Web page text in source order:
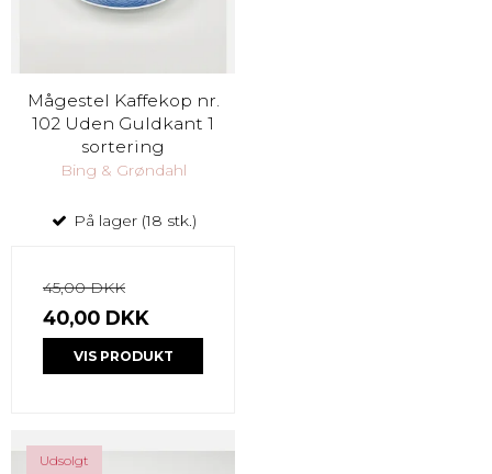
Mågestel Kaffekop nr.
102 Uden Guldkant 1
sortering
Bing & Grøndahl
På lager (18 stk.)
45,00 DKK
40,00 DKK
VIS PRODUKT
Udsolgt